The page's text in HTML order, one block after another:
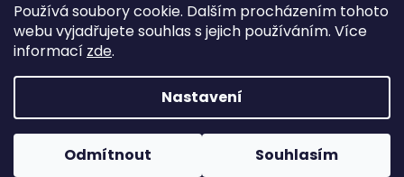
Používá soubory cookie. Dalším procházením tohoto
webu vyjadřujete souhlas s jejich používáním. Více
informací zde.
Nastavení
Odmítnout Souhlasím
Pokud u nás nenajdete konkrétní produkt, neváhejte se
ozvat. Ve většině případů jej můžeme zajistit na
Vytvořil Shoptet
Copyright 2026Horse life . Všechna práva vyhrazena.